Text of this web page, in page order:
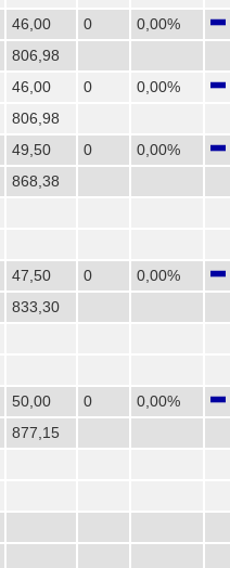
46,00 0
0,00%
806,98
46,00 0
0,00%
806,98
49,50 0
0,00%
868,38
47,50 0
0,00%
833,30
50,00 0
0,00%
877,15